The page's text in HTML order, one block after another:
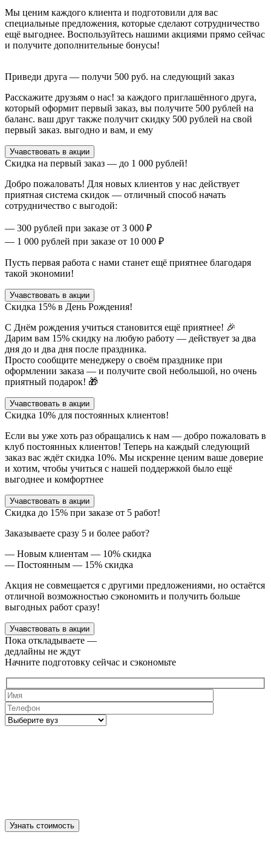
Мы ценим каждого клиента и подготовили для вас
специальные предложения, которые сделают сотрудничество
ещё выгоднее. Воспользуйтесь нашими акциями прямо сейчас
и получите дополнительные бонусы!
Приведи друга — получи 500 руб. на следующий заказ
Расскажите друзьям о нас! за каждого приглашённого друга,
который оформит первый заказ, вы получите 500 рублей на
баланс. ваш друг также получит скидку 500 рублей на свой
первый заказ. выгодно и вам, и ему
Учавствовать в акции
Скидка на первый заказ — до 1 000 рублей!
Добро пожаловать! Для новых клиентов у нас действует
приятная система скидок — отличный способ начать
сотрудничество с выгодой:
— 300 рублей при заказе от 3 000 ₽
— 1 000 рублей при заказе от 10 000 ₽
Пусть первая работа с нами станет ещё приятнее благодаря
такой экономии!
Учавствовать в акции
Скидка 15% в День Рождения!
С Днём рождения учиться становится ещё приятнее! 🎉
Дарим вам 15% скидку на любую работу — действует за два
дня до и два дня после праздника.
Просто сообщите менеджеру о своём празднике при
оформлении заказа — и получите свой небольшой, но очень
приятный подарок! 🎁
Учавствовать в акции
Скидка 10% для постоянных клиентов!
Если вы уже хоть раз обращались к нам — добро пожаловать в
клуб постоянных клиентов! Теперь на каждый следующий
заказ вас ждёт скидка 10%. Мы искренне ценим ваше доверие
и хотим, чтобы учиться с нашей поддержкой было ещё
выгоднее и комфортнее
Учавствовать в акции
Скидка до 15% при заказе от 5 работ!
Заказываете сразу 5 и более работ?
— Новым клиентам — 10% скидка
— Постоянным — 15% скидка
Акция не совмещается с другими предложениями, но остаётся
отличной возможностью сэкономить и получить больше
выгодных работ сразу!
Учавствовать в акции
Пока откладываете —
дедлайны не ждут
Начните подготовку сейчас и сэкономьте
Узнать стоимость